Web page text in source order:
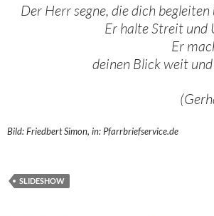
Der Herr segne, die dich begleiten
Er halte Streit und
Er
deinen Blick weit
Bild: Friedbert Simon, in: Pfarrbriefservice.de
SLIDESHOW